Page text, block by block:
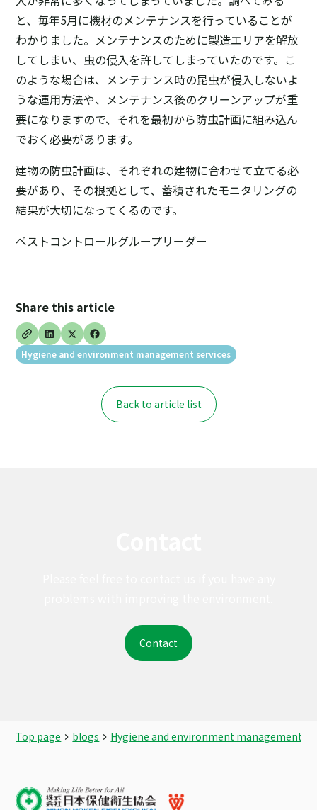
と、毎年5月に機材のメンテナンスを行っていることが
わかりました。メンテナンスのために製造エリアを解放
してしまい、虫の侵入を許してしまっていたのです。こ
のような場合は、メンテナンス時の昆虫が侵入しないよ
うな運用方法や、メンテナンス後のクリーンアップが重
要になりますので、それを最初から防虫計画に組み込ん
でおく必要があります。
建物の防虫計画は、それぞれの建物に合わせて立てる必
要があり、その根拠として、蓄積されたモニタリングの
結果が大切になってくるのです。
ペストコントロールグループリーダー
Share this article
Hygiene and environment management services
Back to article list
Contact
Top page blogs Hygiene and environment management